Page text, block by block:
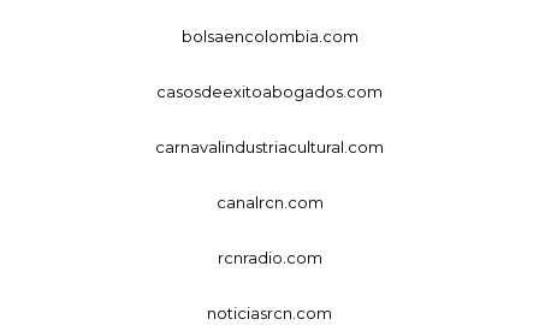
bolsaencolombia.com
casosdeexitoabogados.com
carnavalindustriacultural.com
canalrcn.com
rcnradio.com
noticiasrcn.com